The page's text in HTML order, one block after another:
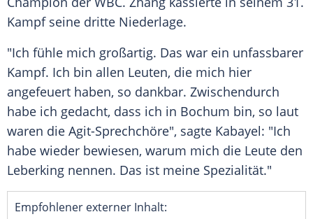
Kampf seine dritte Niederlage.
"Ich fühle mich großartig. Das war ein unfassbarer
Kampf. Ich bin allen Leuten, die mich hier
angefeuert haben, so dankbar. Zwischendurch
habe ich gedacht, dass ich in Bochum bin, so laut
waren die Agit-Sprechchöre", sagte Kabayel: "Ich
habe wieder bewiesen, warum mich die Leute den
Leberking nennen. Das ist meine Spezialität."
Empfohlener externer Inhalt: